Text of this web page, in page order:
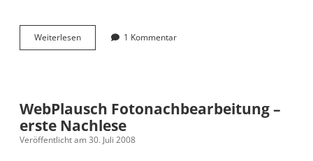
WeiterlesenOrganisation
braucht
1 Kommentar
WebPlausch Fotonachbearbeitung –
erste Nachlese
Veröffentlicht am 30. Juli 2008